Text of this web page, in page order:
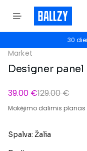
30
Market
Designer
39.00 €129.00 €
Mokėjimo dalimis
Spalva: Žalia